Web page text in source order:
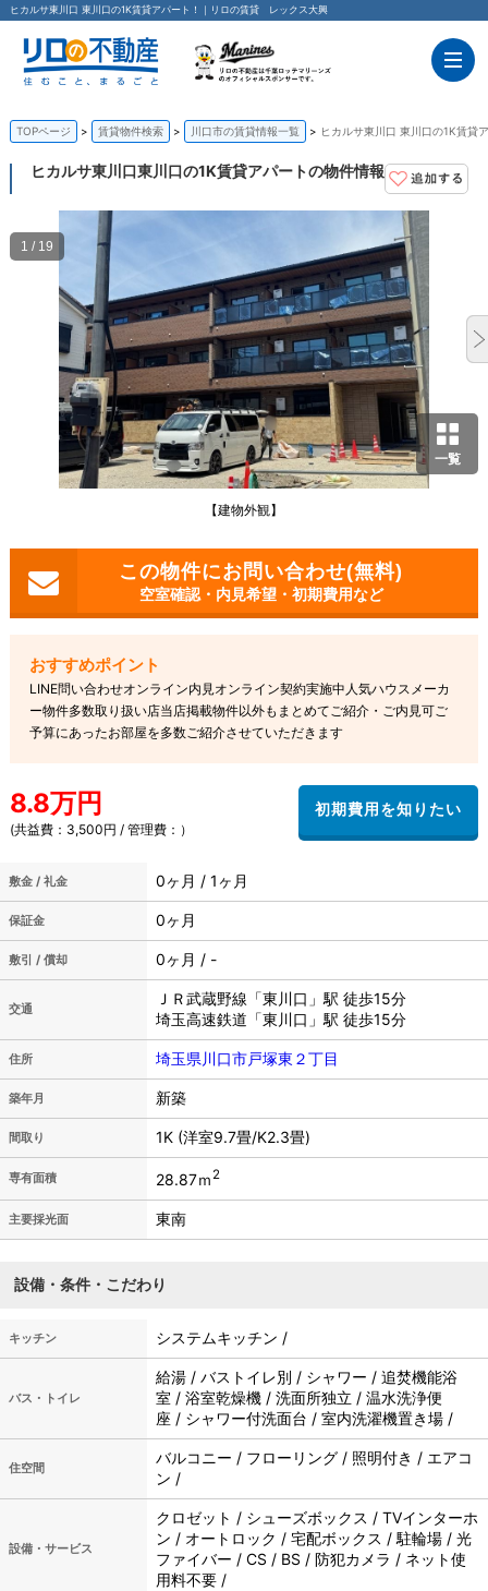
ヒカルサ東川口 東川口の1K賃貸アパート！｜リロの賃貸 レックス大興
TOPページ 賃貸物件検索 川口市の賃貸情報一覧 ヒカルサ東川口 東川口の1K賃貸
ヒカルサ東川口東川口の1K賃貸アパートの物件情報
一覧
【建物外観】
1 / 19
空室確認・内見希望・初期費用など
LINE問い合わせオンライン内見オンライン契約実施中人気ハウスメーカ
ー物件多数取り扱い店当店掲載物件以外もまとめてご紹介・ご内見可ご
予算にあったお部屋を多数ご紹介させていただきます
8.8万円
(共益費：3,500円 / 管理費：）
敷金 / 礼金 0ヶ月 / 1ヶ月
保証金 0ヶ月
敷引 / 償却 0ヶ月 / -
交通
ＪＲ武蔵野線「東川口」駅 徒歩15分
埼玉高速鉄道「東川口」駅 徒歩15分
住所 埼玉県川口市戸塚東２丁目
築年月 新築
間取り 1K (洋室9.7畳/K2.3畳)
専有面積 28.87ｍ2
主要採光面 東南
設備・条件・こだわり
キッチン システムキッチン /
バス・トイレ
給湯 / バストイレ別 / シャワー / 追焚機能浴
室 / 浴室乾燥機 / 洗面所独立 / 温水洗浄便
座 / シャワー付洗面台 / 室内洗濯機置き場 /
住空間
バルコニー / フローリング / 照明付き / エアコ
ン /
設備・サービス
クロゼット / シューズボックス / TVインターホ
ン / オートロック / 宅配ボックス / 駐輪場 / 光
ファイバー / CS / BS / 防犯カメラ / ネット使
用料不要 /